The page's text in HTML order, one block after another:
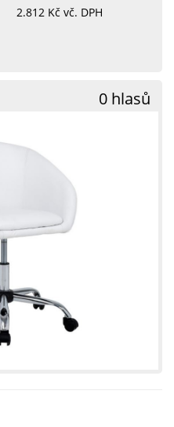
2.812 Kč vč. DPH
0 hlasů